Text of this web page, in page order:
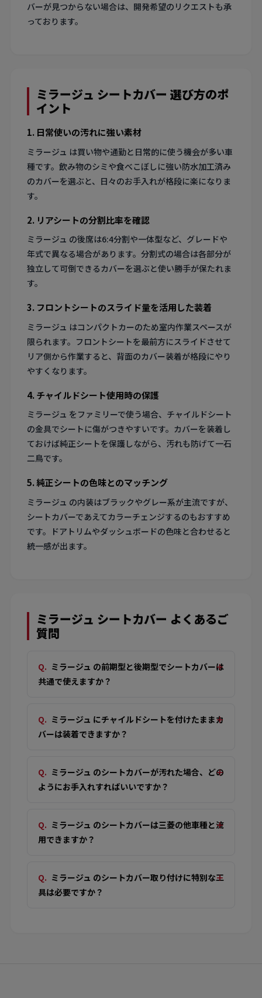
バーが見つからない場合は、開発希望のリクエストも承
っております。
ミラージュ シートカバー 選び方のポ
イント
1. 日常使いの汚れに強い素材
ミラージュ は買い物や通勤と日常的に使う機会が多い車
種です。飲み物のシミや食べこぼしに強い防水加工済み
のカバーを選ぶと、日々のお手入れが格段に楽になりま
す。
2. リアシートの分割比率を確認
ミラージュ の後席は6:4分割や一体型など、グレードや
年式で異なる場合があります。分割式の場合は各部分が
独立して可倒できるカバーを選ぶと使い勝手が保たれま
す。
3. フロントシートのスライド量を活用した装着
ミラージュ はコンパクトカーのため室内作業スペースが
限られます。フロントシートを最前方にスライドさせて
リア側から作業すると、背面のカバー装着が格段にやり
やすくなります。
4. チャイルドシート使用時の保護
ミラージュ をファミリーで使う場合、チャイルドシート
の金具でシートに傷がつきやすいです。カバーを装着し
ておけば純正シートを保護しながら、汚れも防げて一石
二鳥です。
5. 純正シートの色味とのマッチング
ミラージュ の内装はブラックやグレー系が主流ですが、
シートカバーであえてカラーチェンジするのもおすすめ
です。ドアトリムやダッシュボードの色味と合わせると
統一感が出ます。
ミラージュ シートカバー よくあるご
質問
ミラージュ の前期型と後期型でシートカバーは
共通で使えますか？
ミラージュ にチャイルドシートを付けたままカ
バーは装着できますか？
ミラージュ のシートカバーが汚れた場合、どの
ようにお手入れすればいいですか？
ミラージュ のシートカバーは三菱の他車種と流
用できますか？
ミラージュ のシートカバー取り付けに特別な工
具は必要ですか？